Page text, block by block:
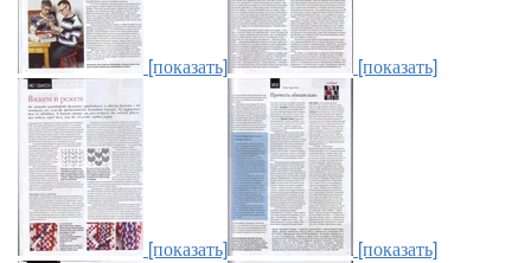
[показать] [показать]
[показать] [показать]